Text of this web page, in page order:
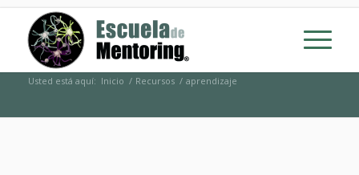
Usted está aquí: Inicio / Recursos / aprendizaje